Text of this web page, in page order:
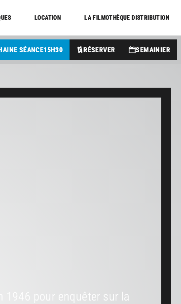
LOCATION LA FILMOTHÈQUE DISTRIBUTION
SÉANCE15H30 RÉSERVER SEMAINIER
1946 pour enquêter sur la